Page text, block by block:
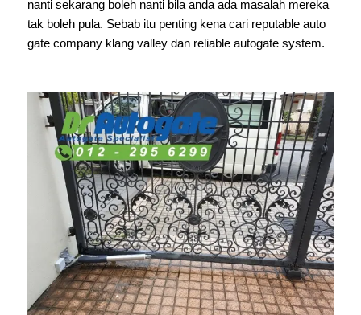
nanti sekarang boleh nanti bila anda ada masalah mereka
tak boleh pula. Sebab itu penting kena cari reputable auto
gate company klang valley dan reliable autogate system.